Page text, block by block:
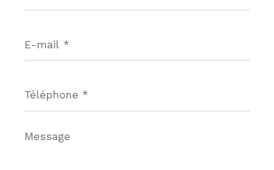
mail
*
*
Message
*